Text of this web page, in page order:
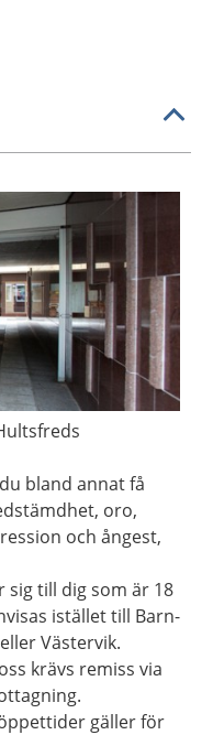
bland annat få
oro,
och ångest,
sig till dig som är 18
istället till Barn-
Västervik.
krävs remiss via
gäller för